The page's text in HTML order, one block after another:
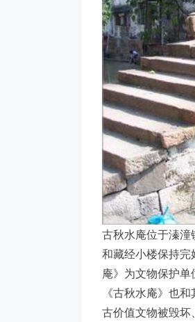
古秋水庵位于溱
和藏经小楼保持
庵》为文物保护单
《古秋水庵》也
古价值文物被毁坏